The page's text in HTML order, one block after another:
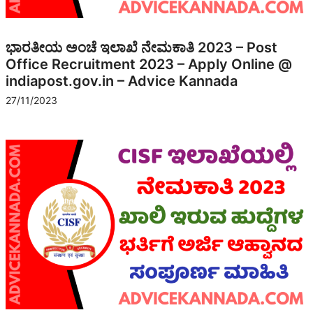
ಭಾರತೀಯ ಅಂಚೆ ಇಲಾಖೆ ನೇಮಕಾತಿ 2023 – Post
Office Recruitment 2023 – Apply Online @
indiapost.gov.in – Advice Kannada
27/11/2023